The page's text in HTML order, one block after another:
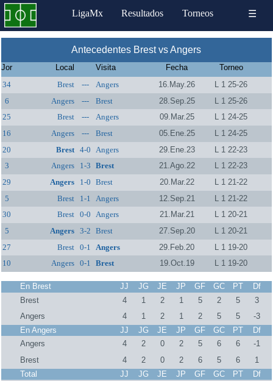
LigaMx Resultados Torneos ☰
Antecedentes Brest vs Angers
Jor Local Visita Fecha
Torneo
34
Brest --- Angers 16.May.26
L 1 25-26
6
Angers --- Brest 28.Sep.25
L 1 25-26
25
Brest --- Angers 09.Mar.25
L 1 24-25
16
Angers --- Brest 05.Ene.25
L 1 24-25
20
Brest 4-0 Angers 29.Ene.23
L 1 22-23
3
Angers 1-3 Brest 21.Ago.22
L 1 22-23
29
Angers 1-0 Brest 20.Mar.22
L 1 21-22
5
Brest 1-1 Angers 12.Sep.21
L 1 21-22
30
Brest 0-0 Angers 21.Mar.21
L 1 20-21
5
Angers 3-2 Brest 27.Sep.20
L 1 20-21
27
Brest 0-1 Angers 29.Feb.20
L 1 19-20
10
Angers 0-1 Brest 19.Oct.19 L 1 19-20
En Brest JJ JG JE JP GF GC PT
Df
Brest
4 1 2 1 5 2 5
3
Angers
4 1 2 1 2 5 5
-3
En Angers
JJ JG JE JP GF GC PT
Df
Angers
4 2 0 2 5 6 6
-1
Brest
4 2 0 2 6 5 6
1
Total
JJ JG JE JP GF GC PT
Df